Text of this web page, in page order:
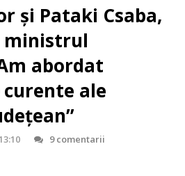
și Pataki Csaba,
abordat
ale
9 comentarii